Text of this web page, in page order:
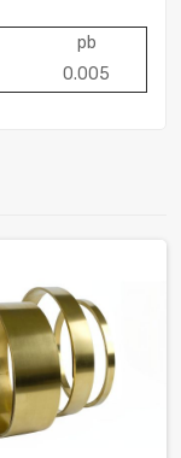
pb
0.005